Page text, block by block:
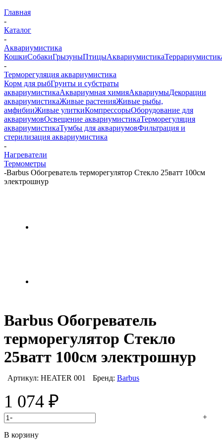
Главная
-
Каталог
-
Аквариумистика
КошкиСобакиГрызуныПтицыАквариумистика
-
Терморегуляция аквариумистика
Корм для рыбГрунты и субстраты
аквариумистикаАквариумная химияАквариумыДекорации
аквариумистикаЖивые растенияЖивые рыбы,
амфибииЖивые улиткиКомпрессорыОборудование для
аквариумовОсвещение аквариумистикаТерморегуляция
аквариумистикаТумбы для аквариумовФильтрация и
стерилизация аквариумистика
-
Нагреватели
Термометры
-Barbus Обогреватель терморегулятор Стекло 25ватт 100см
электрошнур
Barbus Обогреватель
терморегулятор Стекло
25ватт 100см электрошнур
Артикул: HEATER 001 Бренд: Barbus
1 074 ₽
- +
В корзину